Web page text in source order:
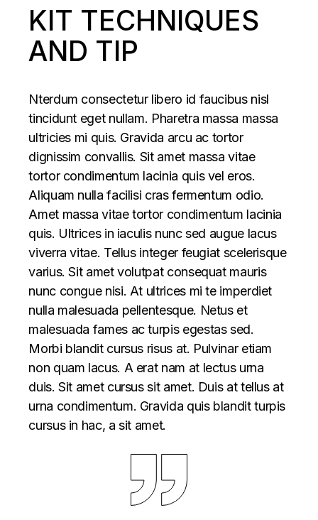
KIT TECHNIQUES
AND TIP
Nterdum consectetur libero id faucibus nisl
tincidunt eget nullam. Pharetra massa massa
ultricies mi quis. Gravida arcu ac tortor
dignissim convallis. Sit amet massa vitae
tortor condimentum lacinia quis vel eros.
Aliquam nulla facilisi cras fermentum odio.
Amet massa vitae tortor condimentum lacinia
quis. Ultrices in iaculis nunc sed augue lacus
viverra vitae. Tellus integer feugiat scelerisque
varius. Sit amet volutpat consequat mauris
nunc congue nisi. At ultrices mi te imperdiet
nulla malesuada pellentesque. Netus et
malesuada fames ac turpis egestas sed.
Morbi blandit cursus risus at. Pulvinar etiam
non quam lacus. A erat nam at lectus urna
duis. Sit amet cursus sit amet. Duis at tellus at
urna condimentum. Gravida quis blandit turpis
cursus in hac, a sit amet.